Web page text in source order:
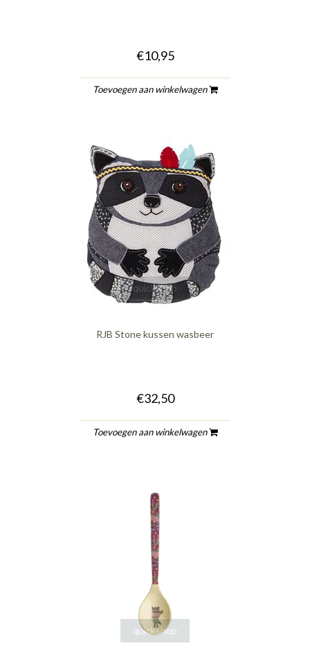
€10,95
Toevoegen aan winkelwagen
quickshop
RJB Stone kussen wasbeer
€32,50
Toevoegen aan winkelwagen
quickshop